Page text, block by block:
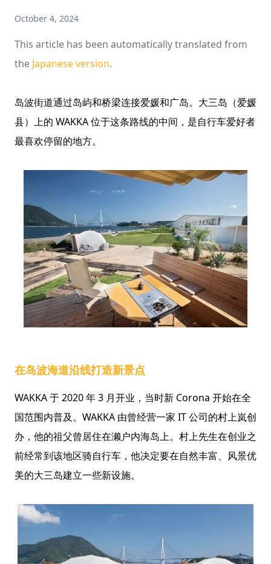
October 4, 2024
This article has been automatically translated from
the Japanese version.
岛波街道通过岛屿和桥梁连接爱媛和广岛。大三岛（爱媛
县）上的 WAKKA 位于这条路线的中间，是自行车爱好者
最喜欢停留的地方。
在岛波海道沿线打造新景点
WAKKA 于 2020 年 3 月开业，当时新 Corona 开始在全
国范围内普及。WAKKA 由曾经营一家 IT 公司的村上岚创
办，他的祖父曾居住在濑户内海岛上。村上先生在创业之
前经常到该地区骑自行车，他决定要在自然丰富、风景优
美的大三岛建立一些新设施。